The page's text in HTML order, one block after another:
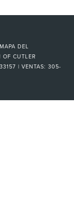
MAPA DEL
CUTLER
33157 | VENTAS: 305-